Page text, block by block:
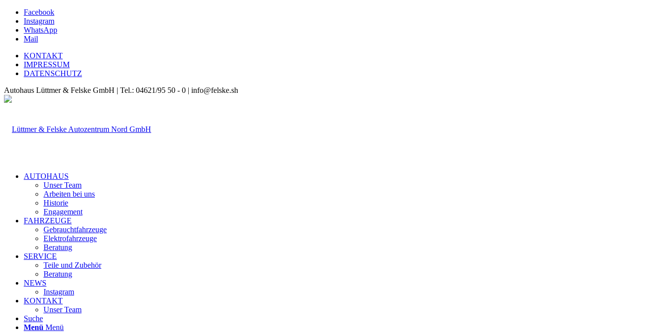
Facebook
Instagram
WhatsApp
Mail
KONTAKT
IMPRESSUM
DATENSCHUTZ
Autohaus Lüttmer & Felske GmbH | Tel.: 04621/95 50 - 0 | info@felske.sh
AUTOHAUS
Unser Team
Arbeiten bei uns
Historie
Engagement
FAHRZEUGE
Gebrauchtfahrzeuge
Elektrofahrzeuge
Beratung
SERVICE
Teile und Zubehör
Beratung
NEWS
Instagram
KONTAKT
Unser Team
Suche
Menü Menü